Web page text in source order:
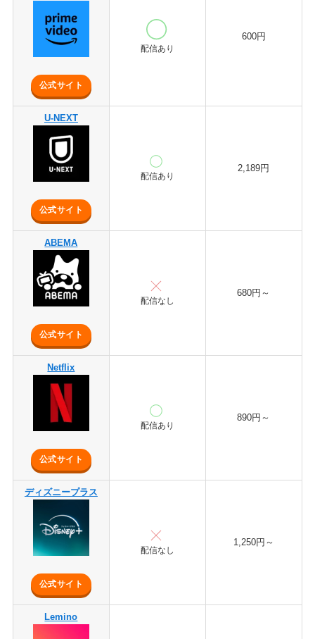
公式サイト
配信あり
600円
U-NEXT
公式サイト
配信あり
2,189円
ABEMA
公式サイト
配信なし
680円～
Netflix
公式サイト
配信あり
890円～
ディズニープラス
公式サイト
配信なし
1,250円～
Lemino